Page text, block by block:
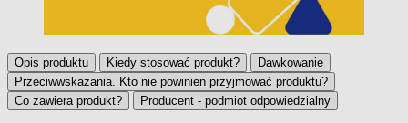
Opis produktu Kiedy stosować produkt?
Dawkowanie
Przeciwwskazania. Kto nie powinien przyjmować produktu?
Co zawiera produkt?
Producent - podmiot odpowiedzialny